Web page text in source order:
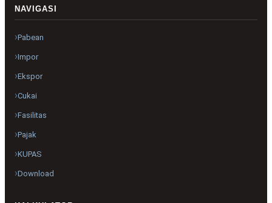
NAVIGASI
Pabean
Impor
Ekspor
Cukai
Fasilitas
Pajak
KUPAS
Download